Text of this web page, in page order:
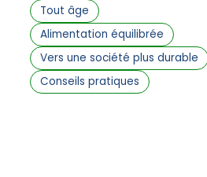
Tout âge
Alimentation équilibrée
Vers une société plus durable
Conseils pratiques